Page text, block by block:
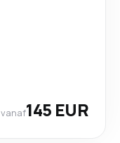
vanaf145 EUR